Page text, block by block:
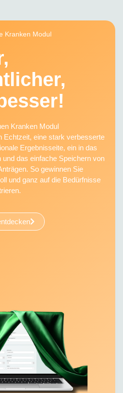
Kranken Modul
Kranken Modul
Echtzeit, eine stark verbesserte
Ergebnisseite, ein in das
und das einfache Speichern von
So gewinnen Sie
und ganz auf die Bedürfnisse